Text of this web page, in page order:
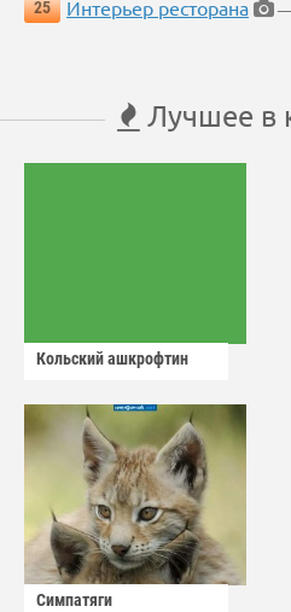
25
Интерьер ресторана —
Лучшее в
Кольский ашкрофтин
Симпатяги